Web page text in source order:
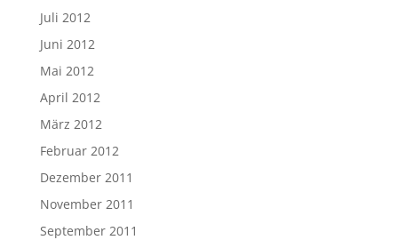
Juli 2012
Juni 2012
Mai 2012
April 2012
März 2012
Februar 2012
Dezember 2011
November 2011
September 2011